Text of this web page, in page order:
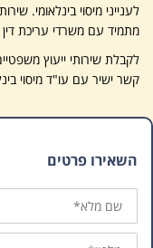
לענייני מיסוי בינלאומי.
מתמיד עם משרדי עריכת דין
לקבלת שירותי ייעוץ
קשר ישיר עם עו"ד מיסוי
השאירו פרטים
שם
מלא
טלפון